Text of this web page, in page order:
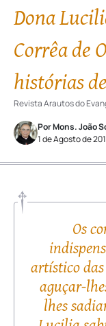
Dona
Corrêa de
histórias
Revista Arautos do
Por Mons. João
1 de Agosto de
Os
artístico
aguçar-
lhes